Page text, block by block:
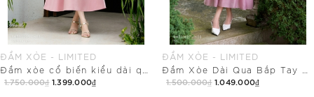
ĐẦM XÒE - LIMITED
1.750.000₫ 1.399.000₫
ĐẦM XÒE - LIMITED
1.500.000₫ 1.049.000₫